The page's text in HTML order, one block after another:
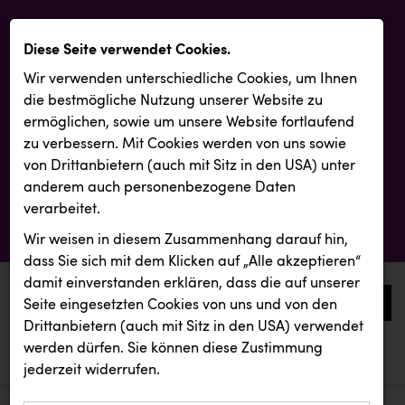
0
aktuelle aussendungen
aktuelle aussendungen
Diese Seite verwendet Cookies.
Wir verwenden unterschiedliche Cookies, um Ihnen
die best­mögliche Nutzung unserer Website zu
ermöglichen, sowie um unsere Website fortlaufend
zu verbessern. Mit Cookies werden von uns sowie
von Drittanbietern (auch mit Sitz in den USA) unter
anderem auch personenbezogene Daten
verarbeitet.
Wir weisen in diesem Zusammenhang darauf hin,
dass Sie sich mit dem Klicken auf „Alle akzeptieren“
damit ein­ver­standen erklären, dass die auf unserer
Seite eingesetzten Cookies von uns und von den
Drittanbietern (auch mit Sitz in den USA) verwendet
werden dürfen. Sie können diese Zustimmung
jederzeit widerrufen.